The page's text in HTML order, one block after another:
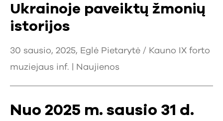
Ukrainoje paveiktų žmonių
istorijos
30 sausio, 2025, Eglė Pietarytė / Kauno IX forto
muziejaus inf. |
Naujienos
Nuo 2025 m. sausio 31 d.